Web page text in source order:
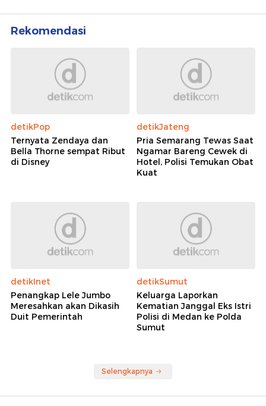
Rekomendasi
detikPop
Ternyata Zendaya dan
Bella Thorne sempat Ribut
di Disney
detikJateng
Pria Semarang Tewas Saat
Ngamar Bareng Cewek di
Hotel, Polisi Temukan Obat
Kuat
detikInet
Penangkap Lele Jumbo
Meresahkan akan Dikasih
Duit Pemerintah
detikSumut
Keluarga Laporkan
Kematian Janggal Eks Istri
Polisi di Medan ke Polda
Sumut
Selengkapnya